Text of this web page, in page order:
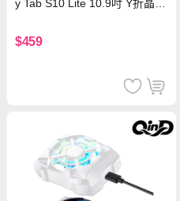
y Tab S10 Lite 10.9吋 Y折晶透
$459